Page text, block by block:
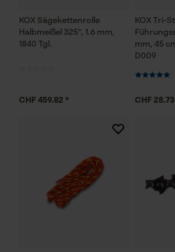
KOX Sägekettenrolle
Halbmeißel 325", 1.6 mm,
1840 Tgl.
CHF 459.82 *
KOX Tri-
mm, 45
D009
CHF